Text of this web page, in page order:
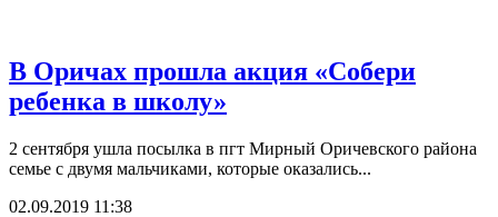
В Оричах прошла акция «Собери
ребенка в школу»
2 сентября ушла посылка в пгт Мирный Оричевского района
семье с двумя мальчиками, которые оказались...
02.09.2019 11:38